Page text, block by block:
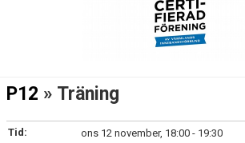
P12 » Träning
Tid:
ons 12 november, 18:00 - 19:30